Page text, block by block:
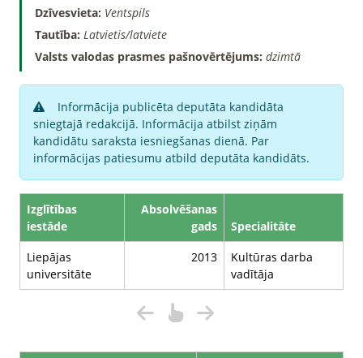
Dzīvesvieta: Ventspils
Tautība: Latvietis/latviete
Valsts valodas prasmes pašnovērtējums: dzimtā
Informācija publicēta deputāta kandidāta
sniegtajā redakcijā. Informācija atbilst ziņām
kandidātu saraksta iesniegšanas dienā. Par
informācijas patiesumu atbild deputāta kandidāts.
Izglītības
iestāde
Absolvēšanas
gads
Specialitāte
Liepājas
universitāte
2013
Kultūras darba
vadītāja